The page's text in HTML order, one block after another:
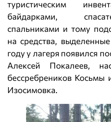
туристическим
байдарками,
спальниками и тому
на средства,
году у лагеря появился
Алексей Покалеев,
бессребреников Косьмы
Изосимовка.